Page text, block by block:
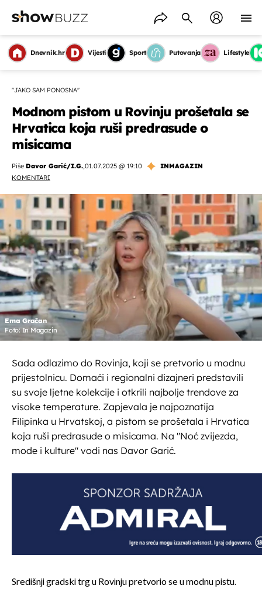
Dnevnik.hr Vijesti Sport Putovanja Lifestyle
''JAKO SAM PONOSNA''
Modnom pistom u Rovinju prošetala se
Hrvatica koja ruši predrasude o
misicama
Piše Davor Garić/I.G.,01.07.2025 @ 19:10
INMAGAZIN
KOMENTARI
Ema Gračan
Foto: In Magazin
Sada odlazimo do Rovinja, koji se pretvorio u modnu
prijestolnicu. Domaći i regionalni dizajneri predstavili
su svoje ljetne kolekcije i otkrili najbolje trendove za
visoke temperature. Zapjevala je najpoznatija
Filipinka u Hrvatskoj, a pistom se prošetala i Hrvatica
koja ruši predrasude o misicama. Na ''Noć zvijezda,
mode i kulture'' vodi nas Davor Garić.
Središnji gradski trg u Rovinju pretvorio se u modnu pistu.
OMOGUĆI OBAVIJESTI